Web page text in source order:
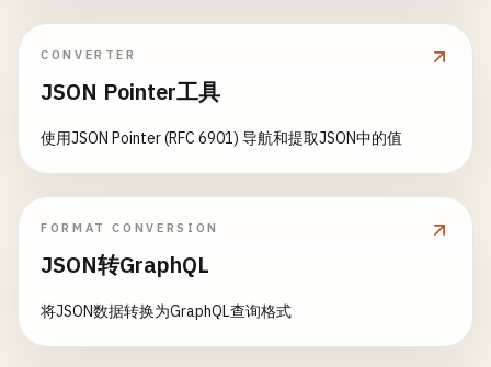
CONVERTER
JSON Pointer工具
使用JSON Pointer (RFC 6901) 导航和提取JSON中的值
FORMAT CONVERSION
JSON转GraphQL
将JSON数据转换为GraphQL查询格式